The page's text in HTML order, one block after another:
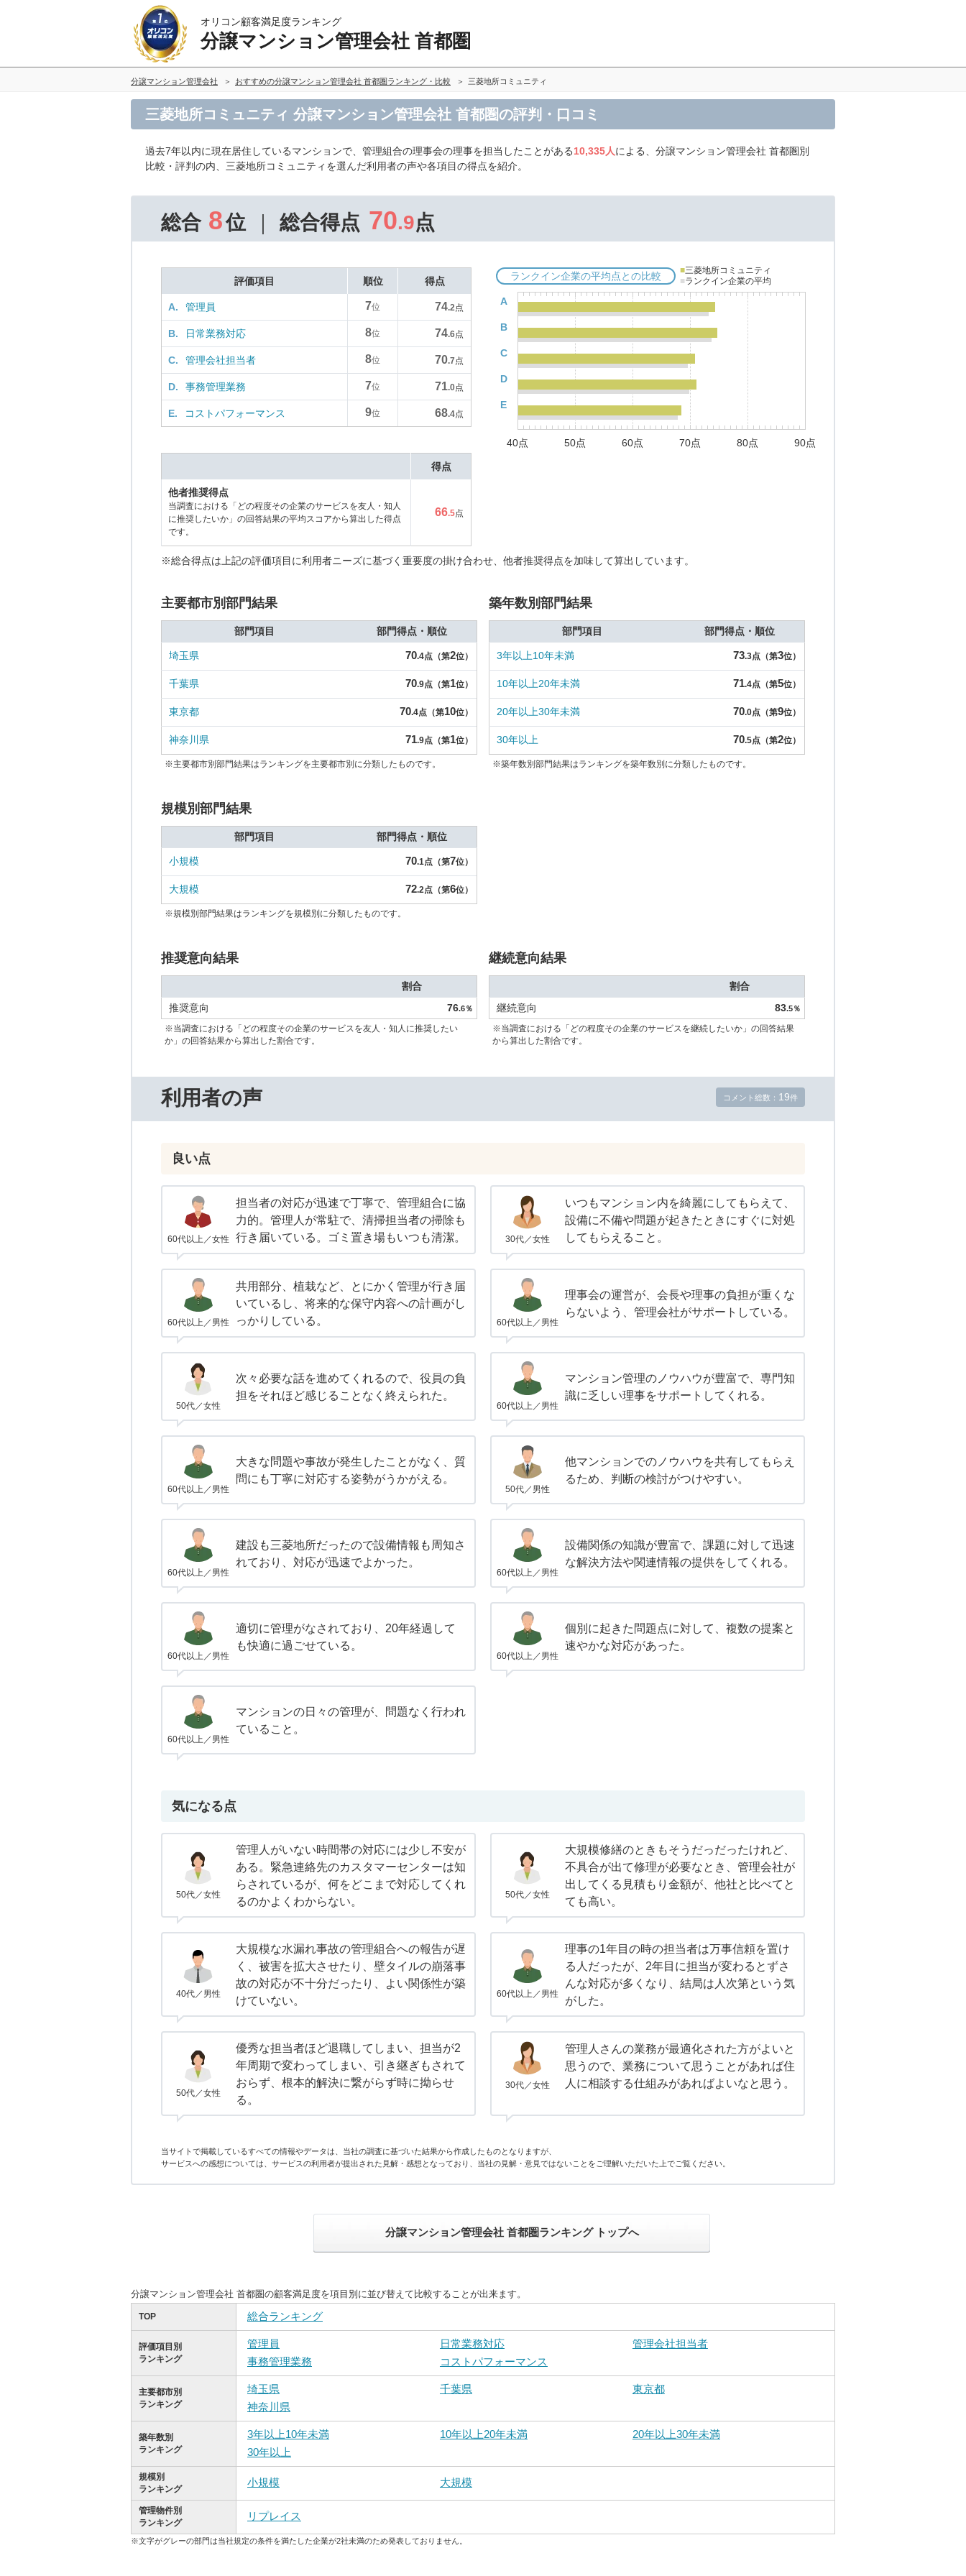
オリコン顧客満足度ランキング
分譲マンション管理会社 首都圏
分譲マンション管理会社 おすすめの分譲マンション管理会社 首都圏ランキング・比較 三菱地所コミュニティ
三菱地所コミュニティ 分譲マンション管理会社 首都圏の評判・口コミ
過去7年以内に現在居住しているマンションで、管理組合の理事会の理事を担当したことがある10,335人による、分譲マンション管理会社 首都圏別
比較・評判の内、三菱地所コミュニティを選んだ利用者の声や各項目の得点を紹介。
総合 8位 総合得点 70.9点
評価項目 順位 得点
A. 管理員 7位 74.2点
B. 日常業務対応 8位 74.6点
C. 管理会社担当者 8位 70.7点
D. 事務管理業務 7位 71.0点
E. コストパフォーマンス 9位 68.4点
ランクイン企業の平均点との比較 ■三菱地所コミュニティ
■ランクイン企業の平均
A
B
C
D
E
40点 50点 60点 70点 80点 90点
得点
他者推奨得点
当調査における「どの程度その企業のサービスを友人・知人
に推奨したいか」の回答結果の平均スコアから算出した得点
です。
66.5点
※総合得点は上記の評価項目に利用者ニーズに基づく重要度の掛け合わせ、他者推奨得点を加味して算出しています。
主要都市別部門結果
部門項目 部門得点・順位
埼玉県 70.4点（第2位）
千葉県 70.9点（第1位）
東京都 70.4点（第10位）
神奈川県 71.9点（第1位）
※主要都市別部門結果はランキングを主要都市別に分類したものです。
築年数別部門結果
部門項目 部門得点・順位
3年以上10年未満 73.3点（第3位）
10年以上20年未満 71.4点（第5位）
20年以上30年未満 70.0点（第9位）
30年以上 70.5点（第2位）
※築年数別部門結果はランキングを築年数別に分類したものです。
規模別部門結果
部門項目 部門得点・順位
小規模 70.1点（第7位）
大規模 72.2点（第6位）
※規模別部門結果はランキングを規模別に分類したものです。
推奨意向結果
割合
推奨意向
76.6％
※当調査における「どの程度その企業のサービスを友人・知人に推奨したい
か」の回答結果から算出した割合です。
継続意向結果
割合
継続意向
83.5％
※当調査における「どの程度その企業のサービスを継続したいか」の回答結果
から算出した割合です。
利用者の声 コメント総数： 19件
良い点
60代以上／女性
担当者の対応が迅速で丁寧で、管理組合に協
力的。管理人が常駐で、清掃担当者の掃除も
行き届いている。ゴミ置き場もいつも清潔。
30代／女性
いつもマンション内を綺麗にしてもらえて、
設備に不備や問題が起きたときにすぐに対処
してもらえること。
60代以上／男性
共用部分、植栽など、とにかく管理が行き届
いているし、将来的な保守内容への計画がし
っかりしている。
60代以上／男性
理事会の運営が、会長や理事の負担が重くな
らないよう、管理会社がサポートしている。
50代／女性
次々必要な話を進めてくれるので、役員の負
担をそれほど感じることなく終えられた。
60代以上／男性
マンション管理のノウハウが豊富で、専門知
識に乏しい理事をサポートしてくれる。
60代以上／男性
大きな問題や事故が発生したことがなく、質
問にも丁寧に対応する姿勢がうかがえる。
50代／男性
他マンションでのノウハウを共有してもらえ
るため、判断の検討がつけやすい。
60代以上／男性
建設も三菱地所だったので設備情報も周知さ
れており、対応が迅速でよかった。
60代以上／男性
設備関係の知識が豊富で、課題に対して迅速
な解決方法や関連情報の提供をしてくれる。
60代以上／男性
適切に管理がなされており、20年経過して
も快適に過ごせている。
60代以上／男性
個別に起きた問題点に対して、複数の提案と
速やかな対応があった。
60代以上／男性
マンションの日々の管理が、問題なく行われ
ていること。
気になる点
50代／女性
管理人がいない時間帯の対応には少し不安が
ある。緊急連絡先のカスタマーセンターは知
らされているが、何をどこまで対応してくれ
るのかよくわからない。
50代／女性
大規模修繕のときもそうだっだったけれど、
不具合が出て修理が必要なとき、管理会社が
出してくる見積もり金額が、他社と比べてと
ても高い。
40代／男性
大規模な水漏れ事故の管理組合への報告が遅
く、被害を拡大させたり、壁タイルの崩落事
故の対応が不十分だったり、よい関係性が築
けていない。
60代以上／男性
理事の1年目の時の担当者は万事信頼を置け
る人だったが、2年目に担当が変わるとずさ
んな対応が多くなり、結局は人次第という気
がした。
50代／女性
優秀な担当者ほど退職してしまい、担当が2
年周期で変わってしまい、引き継ぎもされて
おらず、根本的解決に繋がらず時に拗らせ
る。
30代／女性
管理人さんの業務が最適化された方がよいと
思うので、業務について思うことがあれば住
人に相談する仕組みがあればよいなと思う。
当サイトで掲載しているすべての情報やデータは、当社の調査に基づいた結果から作成したものとなりますが、
サービスへの感想については、サービスの利用者が提出された見解・感想となっており、当社の見解・意見ではないことをご理解いただいた上でご覧ください。
分譲マンション管理会社 首都圏ランキング トップへ
分譲マンション管理会社 首都圏の顧客満足度を項目別に並び替えて比較することが出来ます。
TOP 総合ランキング
評価項目別
ランキング
管理員 日常業務対応
管理会社担当者
事務管理業務
コストパフォーマンス
主要都市別
ランキング
埼玉県 千葉県
東京都
神奈川県
築年数別
ランキング
3年以上10年未満 10年以上20年未満
20年以上30年未満
30年以上
規模別
ランキング
小規模 大規模
管理物件別
ランキング
リプレイス
※文字がグレーの部門は当社規定の条件を満たした企業が2社未満のため発表しておりません。